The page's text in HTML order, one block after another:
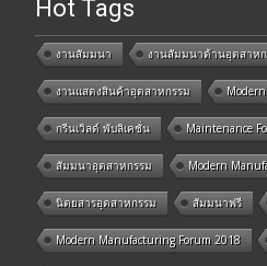
Hot Tags
งานสัมมนา งานสัมมนาด้านอุตสาห
งานแสดงสินค้าอุตสาหกรรม
กรีนเวิลด์ พับลิเคชั่น Maintenance
สัมมนาอุตสาหกรรม Modern
นิตยสารอุตสาหกรรม สัมมนาฟรี
Modern Manufacturing Forum 2018